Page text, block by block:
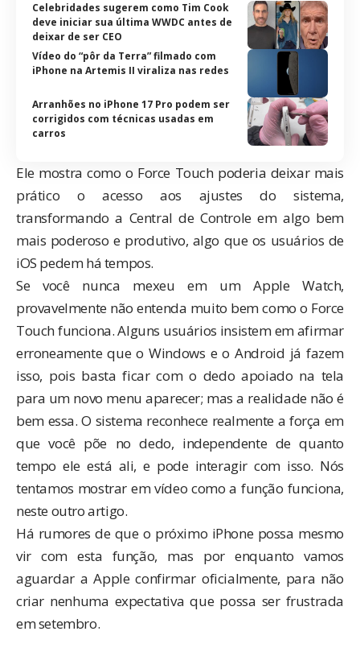
Celebridades sugerem como Tim Cook
deve iniciar sua última WWDC antes de
deixar de ser CEO
Vídeo do “pôr da Terra” filmado com
iPhone na Artemis II viraliza nas redes
Arranhões no iPhone 17 Pro podem ser
corrigidos com técnicas usadas em
carros
Ele mostra como o Force Touch poderia deixar mais
prático o acesso aos ajustes do sistema,
transformando a Central de Controle em algo bem
mais poderoso e produtivo, algo que os usuários de
iOS pedem há tempos.
Se você nunca mexeu em um Apple Watch,
provavelmente não entenda muito bem como o Force
Touch funciona. Alguns usuários insistem em afirmar
erroneamente que o Windows e o Android já fazem
isso, pois basta ficar com o dedo apoiado na tela
para um novo menu aparecer; mas a realidade não é
bem essa. O sistema reconhece realmente a força em
que você põe no dedo, independente de quanto
tempo ele está ali, e pode interagir com isso. Nós
tentamos mostrar em vídeo como a função funciona,
neste outro artigo.
Há rumores de que o próximo iPhone possa mesmo
vir com esta função, mas por enquanto vamos
aguardar a Apple confirmar oficialmente, para não
criar nenhuma expectativa que possa ser frustrada
em setembro.